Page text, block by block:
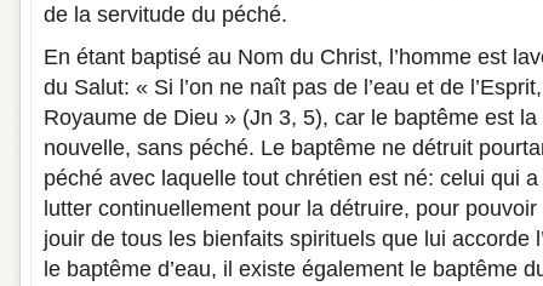
de la servitude du péché.
En étant baptisé au Nom du Christ, l’homme est
du Salut: « Si l’on ne naît pas de l’eau et de
Royaume de Dieu » (Jn 3, 5), car le baptême est
nouvelle, sans péché. Le baptême ne détruit
péché avec laquelle tout chrétien est né: celui qui
lutter continuellement pour la détruire, pour
jouir de tous les bienfaits spirituels que lui accorde
le baptême d’eau, il existe également le baptême